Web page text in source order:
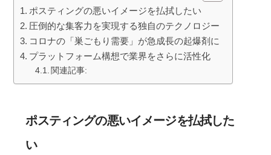
ポスティングの悪いイメージを払拭したい
圧倒的な集客力を実現する独自のテクノロジー
コロナの「巣ごもり需要」が急成長の起爆剤に
プラットフォーム構想で業界をさらに活性化
関連記事:
ポスティングの悪いイメージを払拭した
い